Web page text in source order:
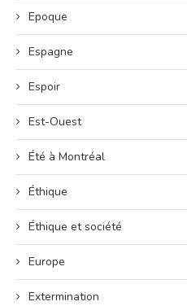
Epoque
Espagne
Espoir
Est-Ouest
Été à Montréal
Éthique
Éthique et société
Europe
Extermination